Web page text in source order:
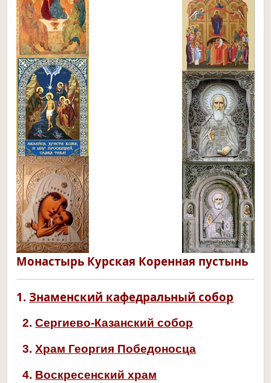
Монастырь Курская Коренная пустынь
1. Знаменский кафедральный собор
2.Сергиево-Казанский собор
3.Храм Георгия Победоносца
4. Воскресенский храм